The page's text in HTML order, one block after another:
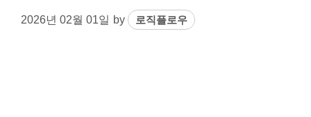
2026년 02월 01일 by 로직플로우